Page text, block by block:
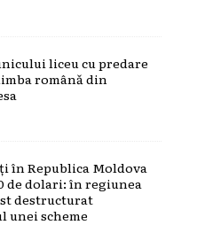
liceu cu predare
română din
în Republica Moldova
de dolari: în regiunea
destructurat
unei scheme